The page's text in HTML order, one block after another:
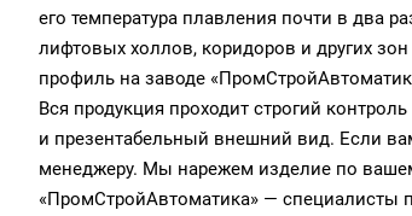
его температура плавления почти в два
лифтовых холлов, коридоров и других
профиль на заводе
Вся продукция проходит строгий
и презентабельный внешний вид. Если
менеджеру. Мы нарежем изделие по
«ПромСтройАвтоматика» — специалисты